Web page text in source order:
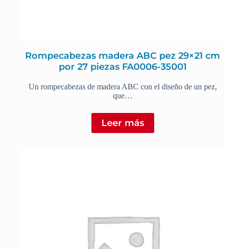
Rompecabezas madera ABC pez 29×21 cm
por 27 piezas FA0006-35001
Un rompecabezas de madera ABC con el diseño de un pez,
que…
Leer más